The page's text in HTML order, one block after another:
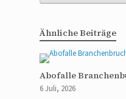
Ähnliche Beiträge
Abofalle
6 Juli, 2026